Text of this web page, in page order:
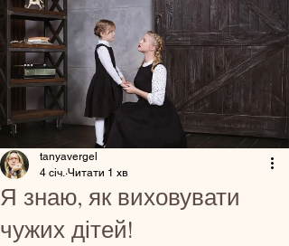
Я знаю, як виховувати
чужих дітей!
tanyavergel
4 січ. Читати 1 хв